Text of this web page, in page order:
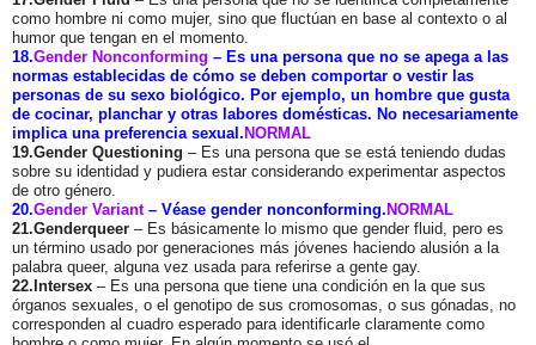
como hombre ni como mujer, sino que fluctúan en base al contexto o al
humor que tengan en el momento.
18.Gender Nonconforming – Es una persona que no se apega a las
normas establecidas de cómo se deben comportar o vestir las
personas de su sexo biológico. Por ejemplo, un hombre que gusta
de cocinar, planchar y otras labores domésticas. No necesariamente
implica una preferencia sexual. NORMAL
19.Gender Questioning – Es una persona que se está teniendo dudas
sobre su identidad y pudiera estar considerando experimentar aspectos
de otro género.
20.Gender Variant– Véase gender nonconforming. NORMAL
21.Genderqueer – Es básicamente lo mismo que gender fluid, pero es
un término usado por generaciones más jóvenes haciendo alusión a la
palabra queer, alguna vez usada para referirse a gente gay.
22.Intersex – Es una persona que tiene una condición en la que sus
órganos sexuales, o el genotipo de sus cromosomas, o sus gónadas, no
corresponden al cuadro esperado para identificarle claramente como